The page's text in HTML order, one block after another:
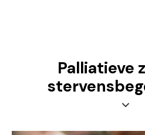
Palliatieve